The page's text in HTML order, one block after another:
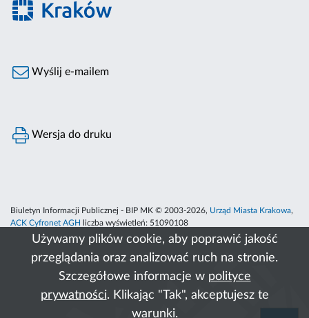
Używamy plików cookie, aby poprawić jakość
przeglądania oraz analizować ruch na stronie.
Szczegółowe informacje w polityce
prywatności. Klikając "Tak", akceptujesz te
warunki.
Wyślij e-mailem
Wersja do druku
Biuletyn Informacji Publicznej - BIP MK © 2003-2026, Urząd Miasta Krakowa,
ACK Cyfronet AGH
liczba wyświetleń: 51090108